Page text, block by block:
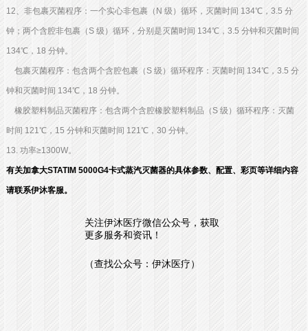
12、非包裹灭菌程序：一个实心非包裹（N 级）循环，灭菌时间 134℃，3.5 分
钟；两个含腔非包裹（S 级）循环，分别是灭菌时间 134℃，3.5 分钟和灭菌时间
134℃，18 分钟。
包裹灭菌程序：包含两个含腔包裹（S 级）循环程序：灭菌时间 134℃，3.5 分
钟和灭菌时间 134℃，18 分钟。
橡胶塑料制品灭菌程序：包含两个含腔橡胶塑料制品（S 级）循环程序：灭菌
时间 121℃，15 分钟和灭菌时间 121℃，30 分钟。
13. 功率≥1300W。
有关加拿大STATIM 5000G4卡式蒸汽灭菌器的具体参数、配置、彩页等详细内容
请联系伊沐客服。
关注伊沐医疗微信公众号，获取
更多服务和资讯！
（查找公众号：伊沐医疗）